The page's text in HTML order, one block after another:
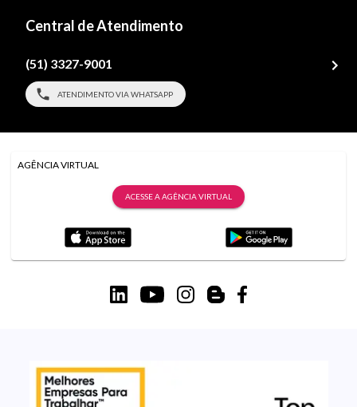
Central de Atendimento
(51) 3327-9001
ATENDIMENTO VIA WHATSAPP
AGÊNCIA VIRTUAL
ACESSE A AGÊNCIA VIRTUAL